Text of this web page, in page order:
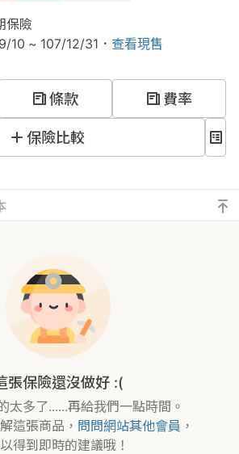
保險
10 ~ 107/12/31 ． 查看現售
條款 費率
保險比較
張保險還沒做好 :(
太多了......再給我們一點時間。
這張商品， 問問網站其他會員 ，
得到即時的建議哦！